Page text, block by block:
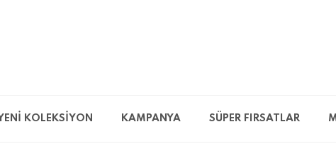
KOLEKSİYON KAMPANYA SÜPER FIRSATLAR